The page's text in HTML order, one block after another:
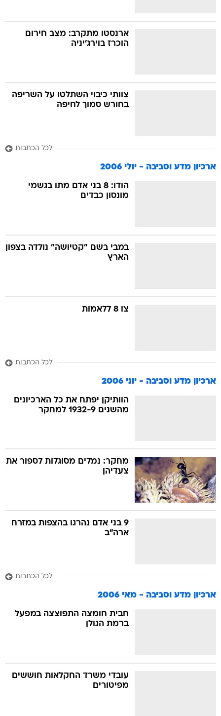
ארנסטו מתקרב: מצב חירום
הוכרז בוירג'יניה
צוותי כיבוי השתלטו על השריפה
בחורש סמוך לחיפה
לכל הכתבות
ארכיון מדע וסביבה - יולי 2006
הודו: 8 בני אדם מתו בגשמי
מונסון כבדים
במבי בשם "קטיושה" נולדה בצפון
הארץ
צו 8 ללאמות
לכל הכתבות
ארכיון מדע וסביבה - יוני 2006
הוותיקן יפתח את כל הארכיונים
מהשנים 1932-9 למחקר
מחקר: נמלים מסוגלות לספור את
צעדיהן
9 בני אדם נהרגו בהצפות במזרח
ארה"ב
לכל הכתבות
ארכיון מדע וסביבה - מאי 2006
חבית חומצה התפוצצה במפעל
ברמת הגולן
עובדי משרד החקלאות חוששים
מפיטורים